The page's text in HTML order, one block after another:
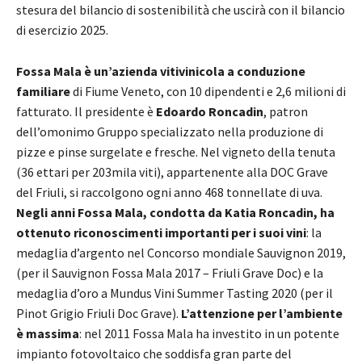
stesura del bilancio di sostenibilità che uscirà con il bilancio
di esercizio 2025.
Fossa Mala è un’azienda vitivinicola a conduzione
familiaredi Fiume Veneto, con 10 dipendenti e 2,6 milioni di
fatturato. Il presidente è Edoardo Roncadin, patron
dell’omonimo Gruppo specializzato nella produzione di
pizze e pinse surgelate e fresche. Nel vigneto della tenuta
(36 ettari per 203mila viti), appartenente alla DOC Grave
del Friuli, si raccolgono ogni anno 468 tonnellate di uva.
Negli anni Fossa Mala, condotta da Katia Roncadin, ha
ottenuto riconoscimenti importanti per i suoi vini: la
medaglia d’argento nel Concorso mondiale Sauvignon 2019,
(per il Sauvignon Fossa Mala 2017 – Friuli Grave Doc) e la
medaglia d’oro a Mundus Vini Summer Tasting 2020 (per il
Pinot Grigio Friuli Doc Grave). L’attenzione per l’ambiente
è massima: nel 2011 Fossa Mala ha investito in un potente
impianto fotovoltaico che soddisfa gran parte del